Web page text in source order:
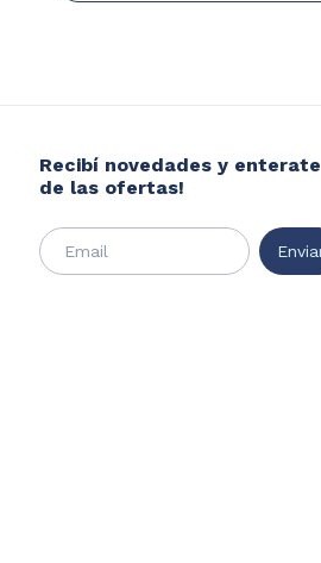
Recibí novedades y enterate
de las ofertas!